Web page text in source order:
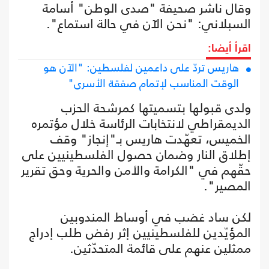
وقال ناشر صحيفة "صدى الوطن" أسامة
السبلاني: "نحن الآن في حالة استماع".
اقرأ أيضا:
هاريس تردّ على داعمين لفلسطين: "الآن هو
الوقت المناسب لإتمام صفقة الأسرى"
ولدى قبولها بتسميتها كمرشحة الحزب
الديمقراطي لانتخابات الرئاسة خلال مؤتمره
الخميس، تعهّدت هاريس بـ"إنجاز" وقف
إطلاق النار وضمان حصول الفلسطينيين على
حقّهم في "الكرامة والأمن والحرية وحق تقرير
المصير".
لكن ساد غضب في أوساط المندوبين
المؤيّدين للفلسطينيين إثر رفض طلب إدراج
ممثلين عنهم على قائمة المتحدّثين.